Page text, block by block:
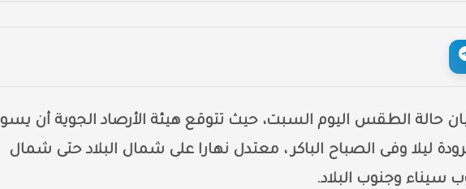
حالة الطقس اليوم السبت، حيث تتوقع هيئة الأرصاد الجوية أن
2024 مائل للبرودة ليلا وفى الصباح الباكر ، معتدل نهارا على شمال البلاد حتى شمال
سيناء وجنوب البلاد.